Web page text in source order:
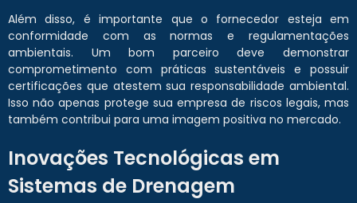
Além disso, é importante que o fornecedor esteja em
conformidade com as normas e regulamentações
ambientais. Um bom parceiro deve demonstrar
comprometimento com práticas sustentáveis e possuir
certificações que atestem sua responsabilidade ambiental.
Isso não apenas protege sua empresa de riscos legais, mas
também contribui para uma imagem positiva no mercado.
Inovações Tecnológicas em
Sistemas de Drenagem